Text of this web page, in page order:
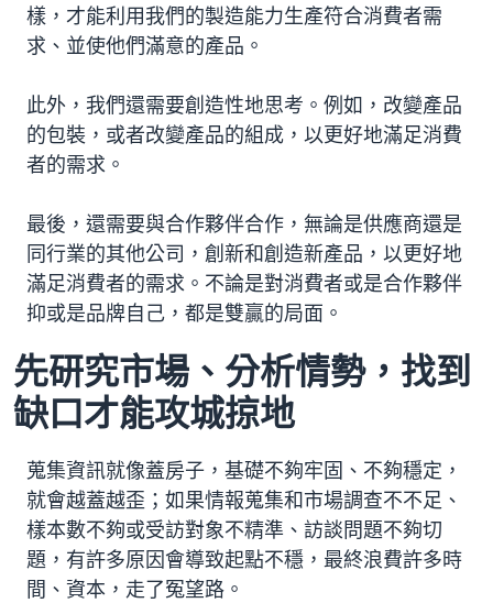
樣，才能利用我們的製造能力生產符合消費者需
求、並使他們滿意的產品。
此外，我們還需要創造性地思考。例如，改變產品
的包裝，或者改變產品的組成，以更好地滿足消費
者的需求。
最後，還需要與合作夥伴合作，無論是供應商還是
同行業的其他公司，創新和創造新產品，以更好地
滿足消費者的需求。不論是對消費者或是合作夥伴
抑或是品牌自己，都是雙贏的局面。
先研究市場、分析情勢，找到
缺口才能攻城掠地
蒐集資訊就像蓋房子，基礎不夠牢固、不夠穩定，
就會越蓋越歪；如果情報蒐集和市場調查不不足、
樣本數不夠或受訪對象不精準、訪談問題不夠切
題，有許多原因會導致起點不穩，最終浪費許多時
間、資本，走了冤望路。